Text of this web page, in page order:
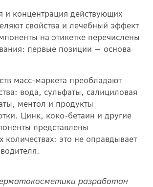
и концентрация действующих
свойства и лечебный эффект
на этикетке перечислены
первые позиции — основа
масс-маркета преобладают
вода, сульфаты, салициловая
ментол и продукты
Цинк, коко-бетаин и другие
представлены
это не оправдывает
разработан